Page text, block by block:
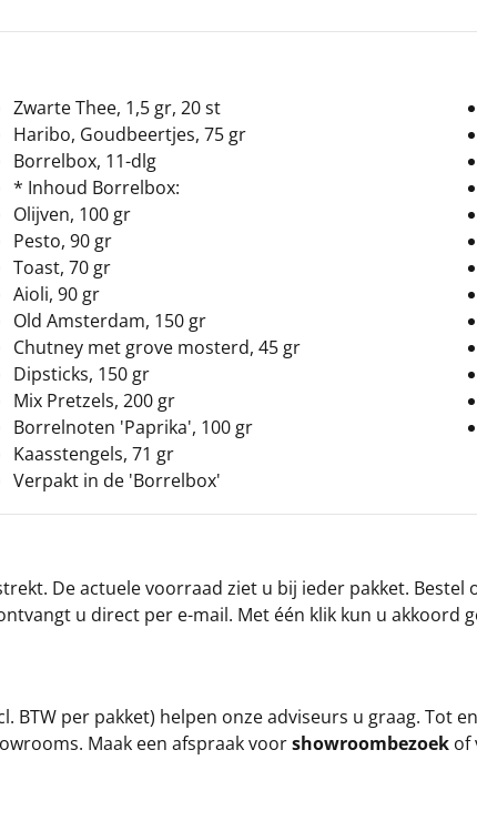
Zwarte Thee, 1,5 gr, 20 st
Haribo, Goudbeertjes, 75 gr
Borrelbox, 11-dlg
* Inhoud Borrelbox:
Olijven, 100 gr
Pesto, 90 gr
Toast, 70 gr
Aioli, 90 gr
Old Amsterdam, 150 gr
Chutney met grove mosterd, 45 gr
Dipsticks, 150 gr
Mix Pretzels, 200 gr
Borrelnoten 'Paprika', 100 gr
Kaasstengels, 71 gr
Verpakt in de 'Borrelbox'
De actuele voorraad ziet u bij ieder pakket.
u direct per e-mail. Met één klik kun u akkoord
BTW per pakket) helpen onze adviseurs u graag. Tot
Maak een afspraak voorshowroombezoek of